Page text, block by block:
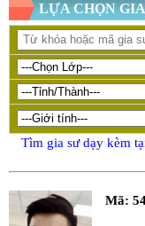
LỰA CHỌN
Tìm gia sư dạy kèm
Mã: